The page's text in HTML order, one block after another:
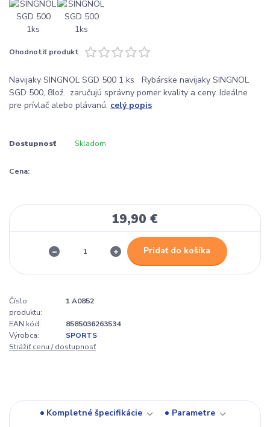
Ohodnotiť produkt
Navijaky SINGNOL SGD 500 1 ks Rybárske navijaky SINGNOL
SGD 500, 8lož. zaručujú správny pomer kvality a ceny. Ideálne
pre prívlač alebo plávanú. celý popis
Dostupnosť Skladom
Cena:
19,90 €
Pridať do košíka
Číslo
produktu:
1 A0852
EAN kód:
8585036263534
Výrobca:
SPORTS
Strážiť cenu / dostupnosť
Kompletné špecifikácie
Parametre